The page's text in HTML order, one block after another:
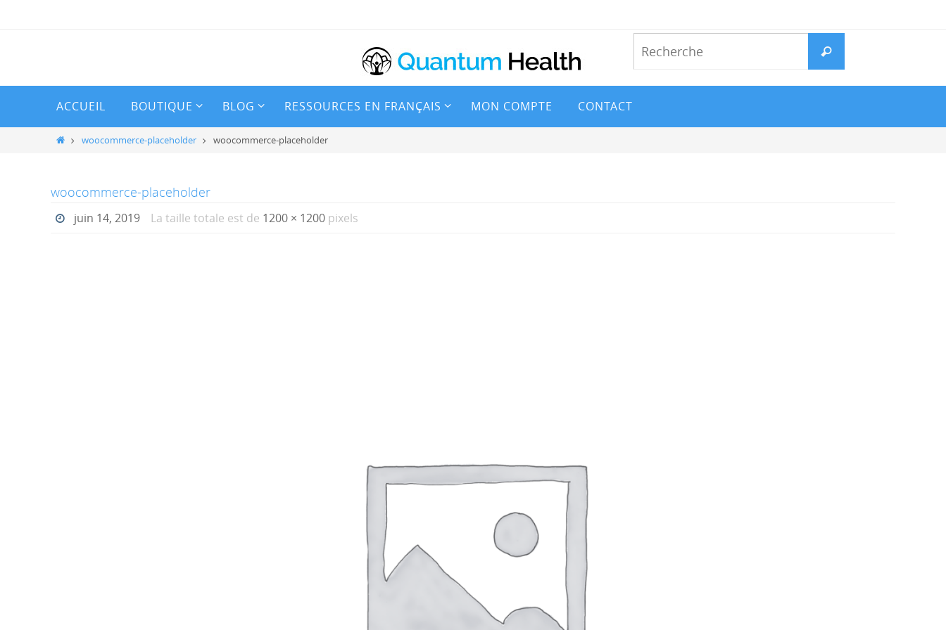
Recherche
le
ACCUEIL BOUTIQUE BLOG RESSOURCES EN FRANÇAIS MON COMPTE CONTACT
Homewoocommerce-placeholder woocommerce-placeholder
woocommerce-placeholder
juin 14, 2019 La taille totale est de 1200 × 1200pixels